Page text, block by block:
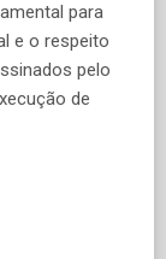
para
e o respeito
pelo
de